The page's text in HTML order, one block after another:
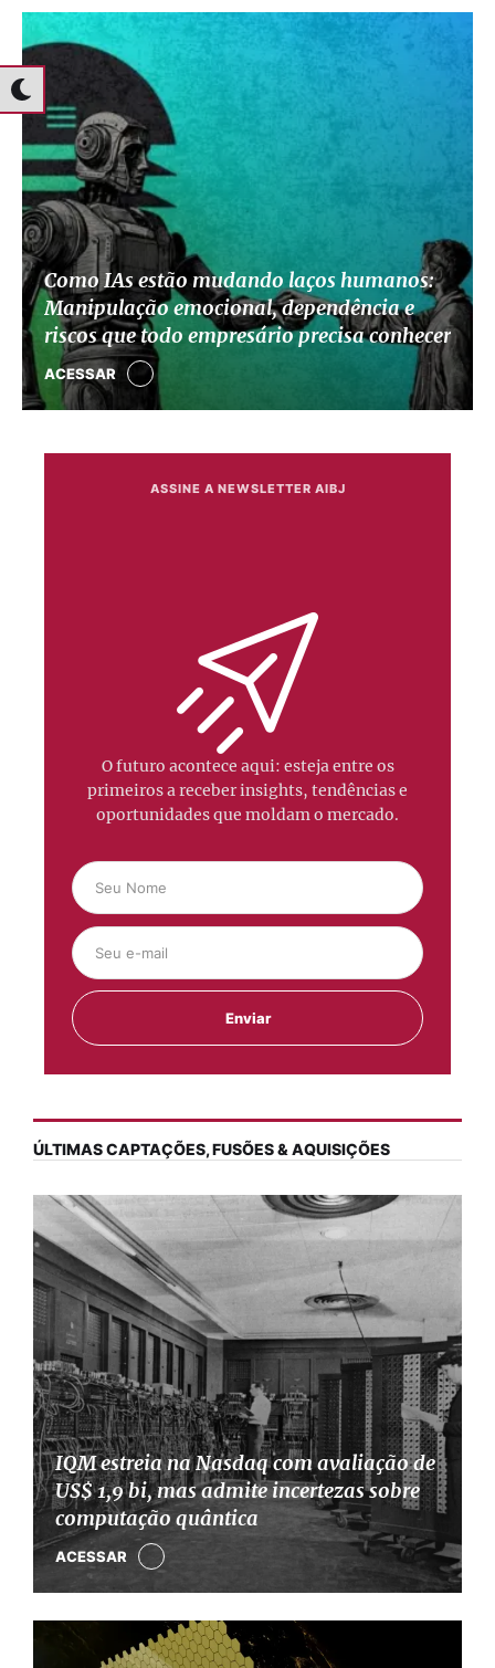
Como IAs estão mudando laços humanos:
Manipulação emocional, dependência e
riscos que todo empresário precisa conhecer
ACESSAR
ASSINE A NEWSLETTER AIBJ
O futuro acontece aqui: esteja entre os
primeiros a receber insights, tendências e
oportunidades que moldam o mercado.
ÚLTIMAS CAPTAÇÕES, FUSÕES & AQUISIÇÕES
IQM estreia na Nasdaq com avaliação de
US$ 1,9 bi, mas admite incertezas sobre
computação quântica
ACESSAR